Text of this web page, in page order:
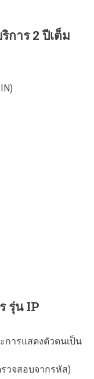
การ 2 ปีเต็ม
รุ่น IP
การแสดงตัวตนเป็น
รวจสอบจากรหัส)